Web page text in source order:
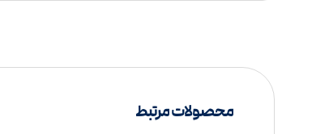
محصولات مرتبط